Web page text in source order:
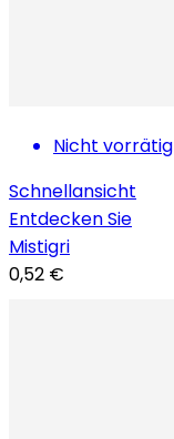
Nicht vorrätig
Schnellansicht
Entdecken Sie
Mistigri
0,52 €